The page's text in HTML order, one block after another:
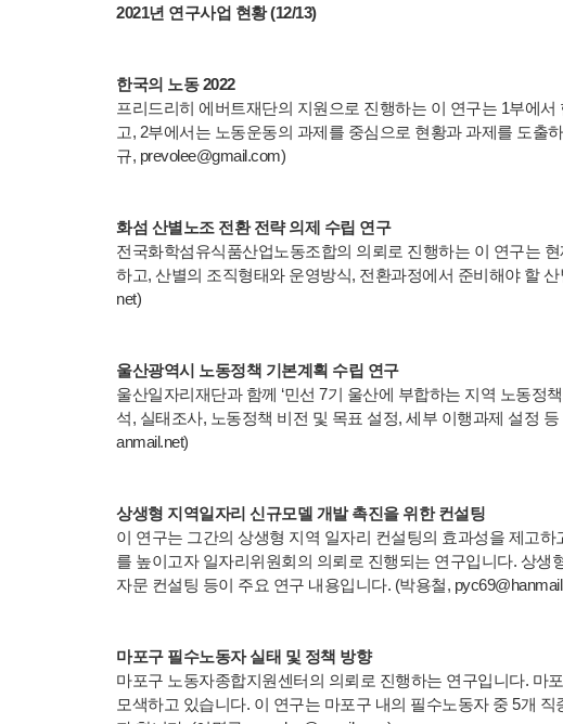
2021년 연구사업 현황 (12/13)
한국의 노동 2022
프리드리히 에버트재단의 지원으로 진행하는 이 연구는 1부에
고, 2부에서는 노동운동의 과제를 중심으로 현황과 과제를 도출
규, prevolee@gmail.com)
화섬 산별노조 전환 전략 의제 수립 연구
전국화학섬유식품산업노동조합의 의뢰로 진행하는 이 연구는
하고, 산별의 조직형태와 운영방식, 전환과정에서 준비해야 할
net)
울산광역시 노동정책 기본계획 수립 연구
울산일자리재단과 함께 ‘민선 7기 울산에 부합하는 지역 노동정
석, 실태조사, 노동정책 비전 및 목표 설정, 세부 이행과제 설정
anmail.net)
상생형 지역일자리 신규모델 개발 촉진을 위한 컨설팅
이 연구는 그간의 상생형 지역 일자리 컨설팅의 효과성을 제고
를 높이고자 일자리위원회의 의뢰로 진행되는 연구입니다. 상
자문 컨설팅 등이 주요 연구 내용입니다. (박용철,
마포구 필수노동자 실태 및 정책 방향
마포구 노동자종합지원센터의 의뢰로 진행하는 연구입니다. 마
모색하고 있습니다. 이 연구는 마포구 내의 필수노동자 중 5개